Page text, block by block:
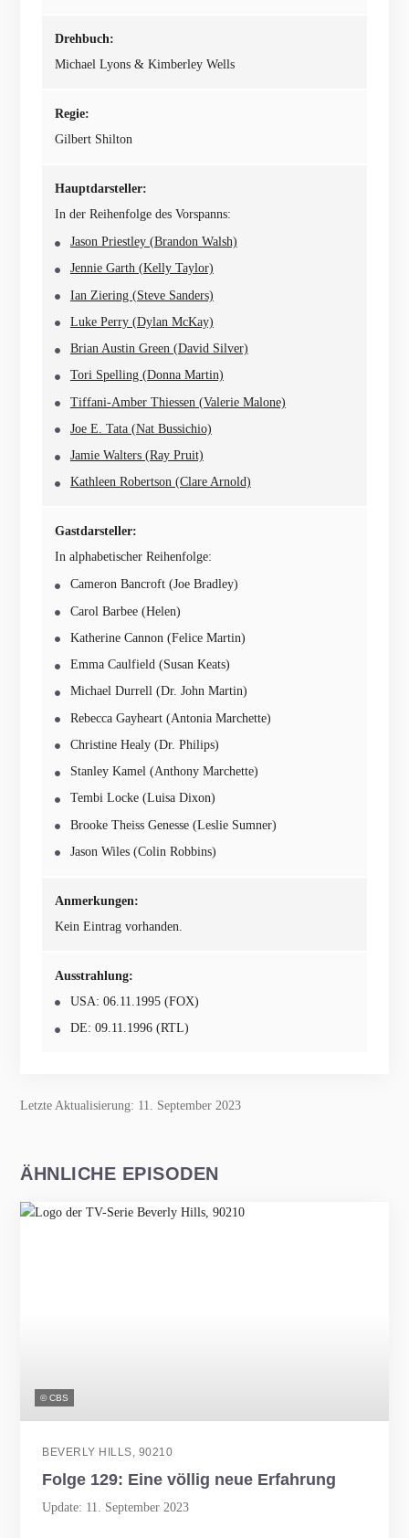
Drehbuch:
Michael Lyons & Kimberley Wells
Regie:
Gilbert Shilton
Hauptdarsteller:
In der Reihenfolge des Vorspanns:
Jason Priestley (Brandon Walsh)
Jennie Garth (Kelly Taylor)
Ian Ziering (Steve Sanders)
Luke Perry (Dylan McKay)
Brian Austin Green (David Silver)
Tori Spelling (Donna Martin)
Tiffani-Amber Thiessen (Valerie Malone)
Joe E. Tata (Nat Bussichio)
Jamie Walters (Ray Pruit)
Kathleen Robertson (Clare Arnold)
Gastdarsteller:
In alphabetischer Reihenfolge:
Cameron Bancroft (Joe Bradley)
Carol Barbee (Helen)
Katherine Cannon (Felice Martin)
Emma Caulfield (Susan Keats)
Michael Durrell (Dr. John Martin)
Rebecca Gayheart (Antonia Marchette)
Christine Healy (Dr. Philips)
Stanley Kamel (Anthony Marchette)
Tembi Locke (Luisa Dixon)
Brooke Theiss Genesse (Leslie Sumner)
Jason Wiles (Colin Robbins)
Anmerkungen:
Kein Eintrag vorhanden.
Ausstrahlung:
USA: 06.11.1995 (FOX)
DE: 09.11.1996 (RTL)
Letzte Aktualisierung: 11. September 2023
ÄHNLICHE EPISODEN
© CBS
BEVERLY HILLS, 90210
Folge 129: Eine völlig neue Erfahrung
Update: 11. September 2023